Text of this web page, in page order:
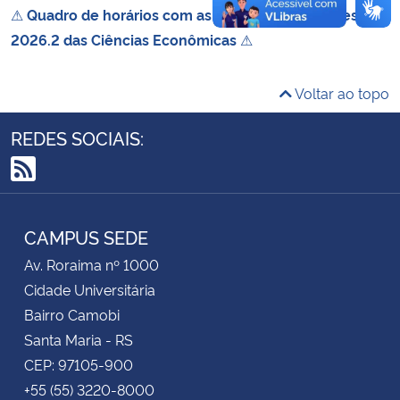
Banco Central do Brasil
⚠ Quadro de horários com as disciplinas do semestre
2026.2 das Ciências Econômicas ⚠
Voltar ao topo
REDES SOCIAIS:
RSS
CAMPUS SEDE
Av. Roraima nº 1000
Cidade Universitária
Bairro Camobi
Santa Maria - RS
CEP: 97105-900
+55 (55) 3220-8000